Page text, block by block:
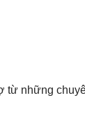
từ những